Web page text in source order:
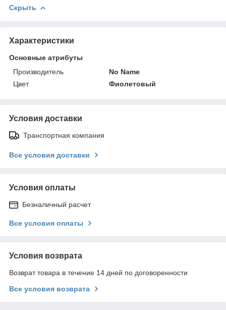
Скрыть
Характеристики
Основные атрибуты
Производитель
No Name
Цвет
Фиолетовый
Условия доставки
Транспортная компания
Все условия доставки
Условия оплаты
Безналичный расчет
Все условия оплаты
Условия возврата
Возврат товара в течение 14 дней по договоренности
Все условия возврата